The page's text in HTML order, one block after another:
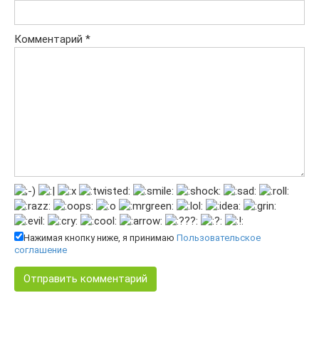
Комментарий *
Нажимая кнопку ниже, я принимаю Пользовательское
соглашение